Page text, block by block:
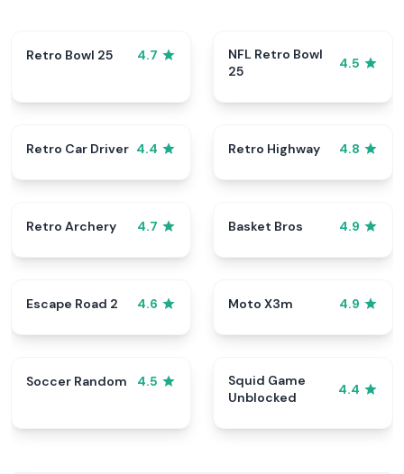
Retro Bowl 25 4.7
NFL Retro Bowl
25
4.5
Retro Car Driver 4.4 Retro Highway 4.8
Retro Archery 4.7 Basket Bros 4.9
Escape Road 2 4.6 Moto X3m 4.9
Soccer Random 4.5
Squid Game
Unblocked
4.4